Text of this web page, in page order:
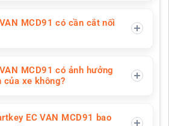
MCD91 có cần cắt nối
MCD91 có ảnh hưởng
của xe không?
EC VAN MCD91 bao